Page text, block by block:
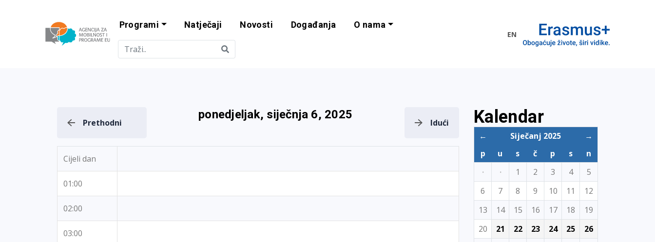
Agencija za mobilnost i programe EU
Programi Natječaji Novosti Događanja O nama
EN
Prethodni
ponedjeljak, siječnja 6, 2025
Idući
Cijeli dan
01:00
02:00
03:00
Kalendar
← Siječanj 2025
→
p
u s č p s
n
·
· 1 2 3 4
5
6
7 8 9 10 11
12
13
14 15 16 17 18
19
20
21 22 23 24 25
26